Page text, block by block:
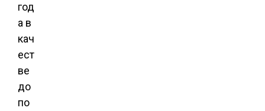
год
а в
кач
ест
ве
до
по